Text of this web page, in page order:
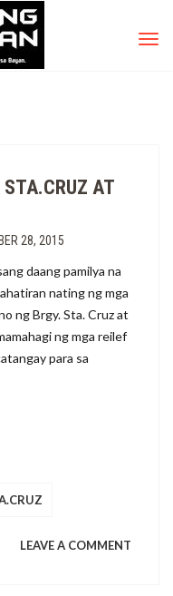
STA.CRUZ AT
28, 2015
daang pamilya na
nating ng mga
ng Brgy. Sta. Cruz at
ng mga reilef
para sa
LEAVE A COMMENT